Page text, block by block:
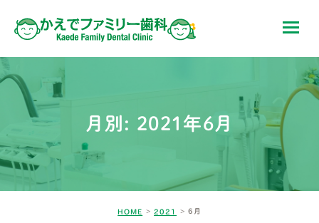
月別: 2021年6月
HOME 2021 6月